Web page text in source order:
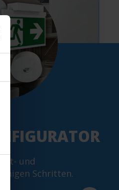
und
Schritten.
plus
mit
bis 17Ah